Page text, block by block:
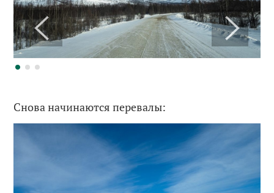
Снова начинаются перевалы: